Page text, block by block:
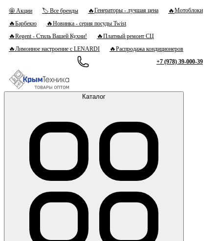
🤩 Акции 🏷 Все бренды 🔥Генераторы - лучшая цена 🔥Мотоблоки
🔥Барбекю 🔥Новинка - серия посуды Twist
🔥Regent - Стиль Вашей Кухни! 🔥Платный ремонт СЦ
🔥Лимонное настроение с LENARDI 🔥Распродажа кондиционеров
+7 (978) 39-000-39